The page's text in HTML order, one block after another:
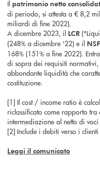
Il patrimonio netto
di periodo, si attesta a € 8,2
miliardi di fine 2022).
A dicembre 2023, il LCR
(248% a dicembre '22) e il
168% (151% a fine 2022).
di sopra dei requisiti
abbondante liquidità che
costituzione.
[1] Il cost / income ratio è
riclassificato come rapporto
intermediazione al netto di
[2] Include i debiti verso i
Leggi il comunicato